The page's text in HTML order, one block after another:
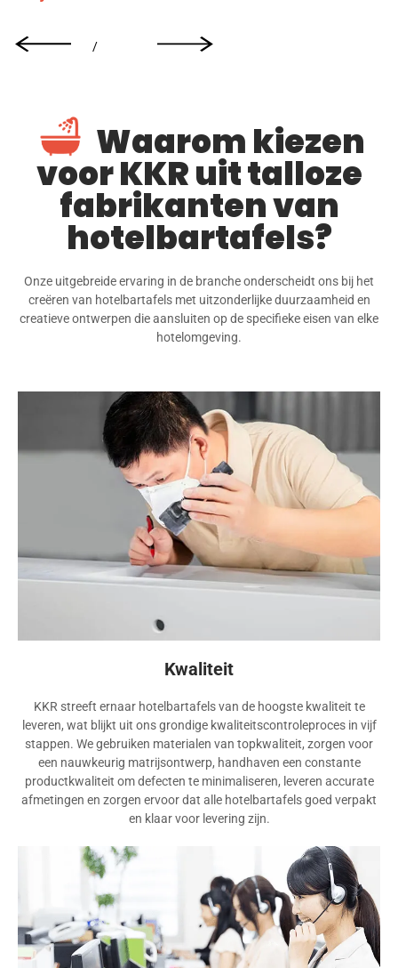
/
Waarom kiezen
voor KKR uit talloze
fabrikanten van
hotelbartafels?
Onze uitgebreide ervaring in de branche onderscheidt ons bij het
creëren van hotelbartafels met uitzonderlijke duurzaamheid en
creatieve ontwerpen die aansluiten op de specifieke eisen van elke
hotelomgeving.
Kwaliteit
KKR streeft ernaar hotelbartafels van de hoogste kwaliteit te
leveren, wat blijkt uit ons grondige kwaliteitscontroleproces in vijf
stappen. We gebruiken materialen van topkwaliteit, zorgen voor
een nauwkeurig matrijsontwerp, handhaven een constante
productkwaliteit om defecten te minimaliseren, leveren accurate
afmetingen en zorgen ervoor dat alle hotelbartafels goed verpakt
en klaar voor levering zijn.